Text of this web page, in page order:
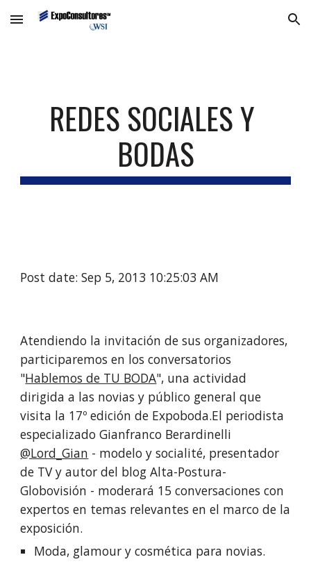
Skip to main content Skip to navigation
REDES SOCIALES Y
BODAS
Post date: Sep 5, 2013 10:25:03 AM
Atendiendo la invitación de sus organizadores,
participaremos en los conversatorios
"Hablemos de TU BODA", una actividad
dirigida a las novias y público general que
visita la 17º edición de Expoboda.El periodista
@Lord_Gian - modelo y socialité, presentador
de TV y autor del blog Alta-Postura-
Globovisión - moderará 15 conversaciones con
expertos en temas relevantes en el marco de la
exposición.
Moda, glamour y cosmética para novias.